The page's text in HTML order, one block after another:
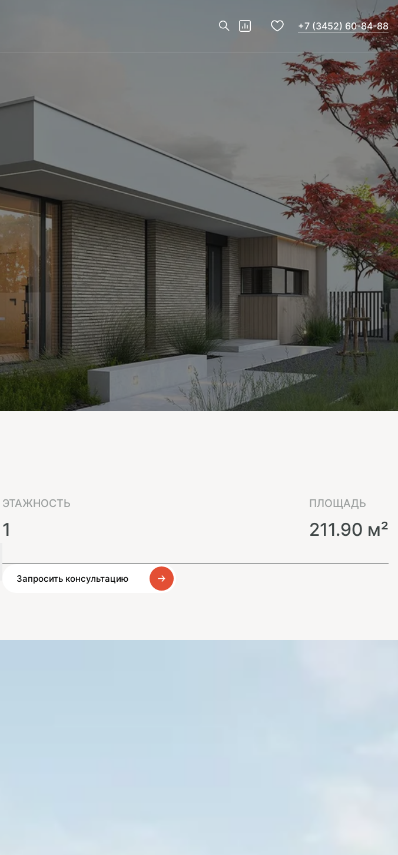
+7 (3452) 60-84-88
ЭТАЖНОСТЬ
1
ПЛОЩАДЬ
211.90 м²
Запросить консультацию